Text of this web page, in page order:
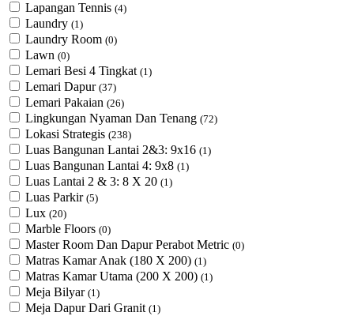
Lapangan Tennis (4)
Laundry (1)
Laundry Room (0)
Lawn (0)
Lemari Besi 4 Tingkat (1)
Lemari Dapur (37)
Lemari Pakaian (26)
Lingkungan Nyaman Dan Tenang (72)
Lokasi Strategis (238)
Luas Bangunan Lantai 2&3: 9x16 (1)
Luas Bangunan Lantai 4: 9x8 (1)
Luas Lantai 2 & 3: 8 X 20 (1)
Luas Parkir (5)
Lux (20)
Marble Floors (0)
Master Room Dan Dapur Perabot Metric (0)
Matras Kamar Anak (180 X 200) (1)
Matras Kamar Utama (200 X 200) (1)
Meja Bilyar (1)
Meja Dapur Dari Granit (1)